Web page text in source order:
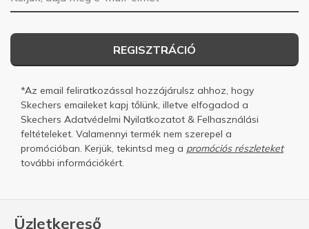
Üzletkereső
REGISZTRÁCIÓ
*Az email feliratkozással hozzájárulsz ahhoz, hogy
Skechers emaileket kapj tőlünk, illetve elfogadod a
Skechers Adatvédelmi Nyilatkozatot & Felhasználási
feltételeket. Valamennyi termék nem szerepel a
promócióban. Kerjük, tekintsd meg a promóciós részleteket
további információkért.